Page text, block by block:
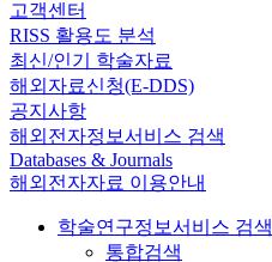
고객센터
RISS 활용도 분석
최신/인기 학술자료
해외자료신청(E-DDS)
공지사항
해외전자정보서비스 검색
Databases & Journals
해외전자자료 이용안내
학술연구정보서비스 검색
통합검색